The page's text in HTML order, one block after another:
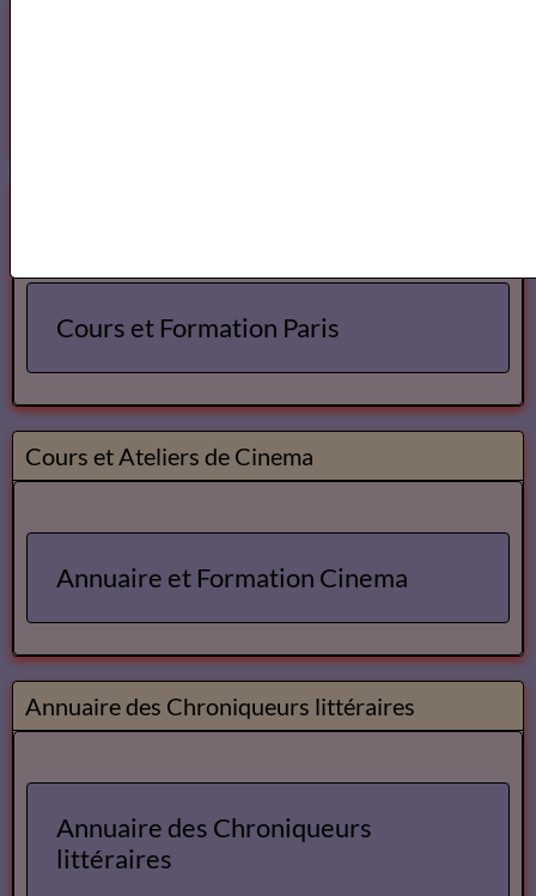
Cours et Formation Paris
Cours et Ateliers de Cinema
Annuaire et Formation Cinema
Annuaire des Chroniqueurs littéraires
Annuaire des Chroniqueurs
littéraires